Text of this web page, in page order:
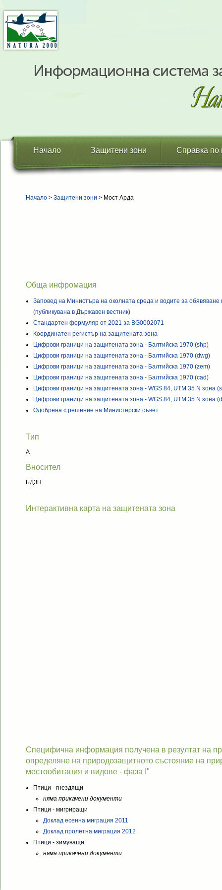
Начало Защитени зони Справка по
Начало > Защитени зони > Мост Арда
Обща инфромация
Заповед на Министъра на околната среда и водите за
(публикувана в Държавен вестник)
Стандартен формуляр от 2021 за BG0002071
Координатен регистър на защитената зона
Цифрови граници на защитената зона - Балтийска 1970 (shp)
Цифрови граници на защитената зона - Балтийска 1970 (dwg)
Цифрови граници на защитената зона - Балтийска 1970 (zem)
Цифрови граници на защитената зона - Балтийска 1970 (cad)
Цифрови граници на защитената зона - WGS 84, UTM 35 N зона
Цифрови граници на защитената зона - WGS 84, UTM 35 N зона
Одобрена с решение на Министерски съвет
Тип
A
Вносител
БДЗП
Интерактивна карта на защитената зона
Специфична информация получена в резултат на
определяне на природозащитното състояние на
местообитания и видове - фаза I"
Птици - гнездящи
няма прикачени документи
Птици - мигриращи
Доклад есенна миграция 2011
Доклад пролетна миграция 2012
Птици - зимуващи
няма прикачени документи